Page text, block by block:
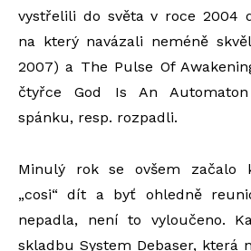
vystřelili do světa v roce 2004
na který navázali neméně
2007) a The Pulse Of
čtyřce God Is An
spánku, resp. rozpadli.
Minulý rok se ovšem začalo
„cosi“ dít a byť ohledně
nepadla, není to vyloučeno.
skladbu System Debaser, která